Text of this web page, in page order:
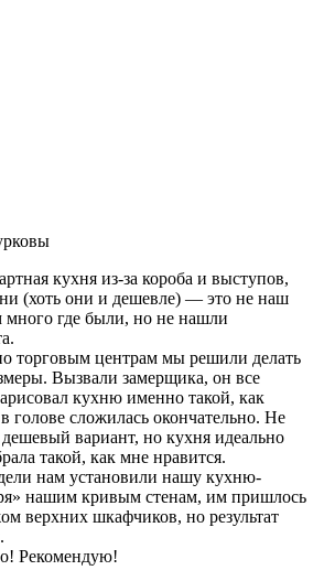
кухня из-за короба и выступов,
(хоть они и дешевле) — это не наш
где были, но не нашли
торговым центрам мы решили делать
Вызвали замерщика, он все
кухню именно такой, как
голове сложилась окончательно. Не
вариант, но кухня идеально
такой, как мне нравится.
нам установили нашу кухню-
нашим кривым стенам, им пришлось
верхних шкафчиков, но результат
Рекомендую!